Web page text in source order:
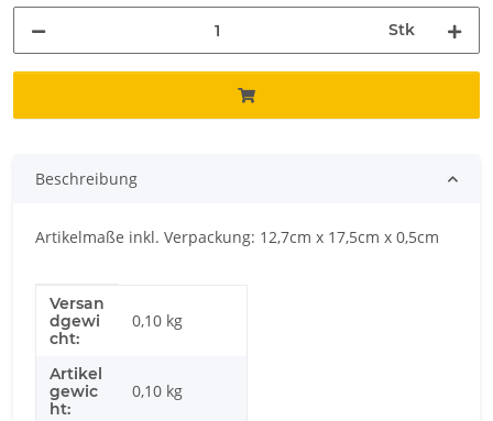
Stk
Beschreibung
Artikelmaße inkl. Verpackung: 12,7cm x 17,5cm x 0,5cm
Produkteigenschaft
Wert
Versan
dgewi
cht:
0,10 kg
Artikel
gewic
ht:
0,10 kg